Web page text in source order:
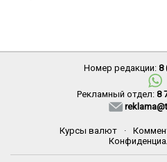
Номер редакции: 8
Рекламный отдел: 8
Курсы валют ·